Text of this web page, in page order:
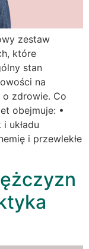
zestaw
które
stan
na
zdrowie. Co
obejmuje: •
układu
i przewlekłe